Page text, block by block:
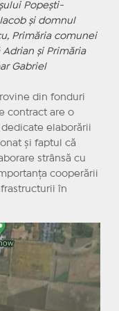
Popești-
și domnul
, Primăria comunei
Adrianși Primăria
Gabriel
din fonduri
contract are o
elaborării
și faptul că
strânsă cu
cooperării
în